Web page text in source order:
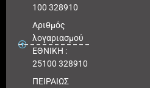
100 328910
Αριθμός
λογαριασμού
ΕΘΝΙΚΗ :
25100 328910
ΠΕΙΡΑΙΩΣ